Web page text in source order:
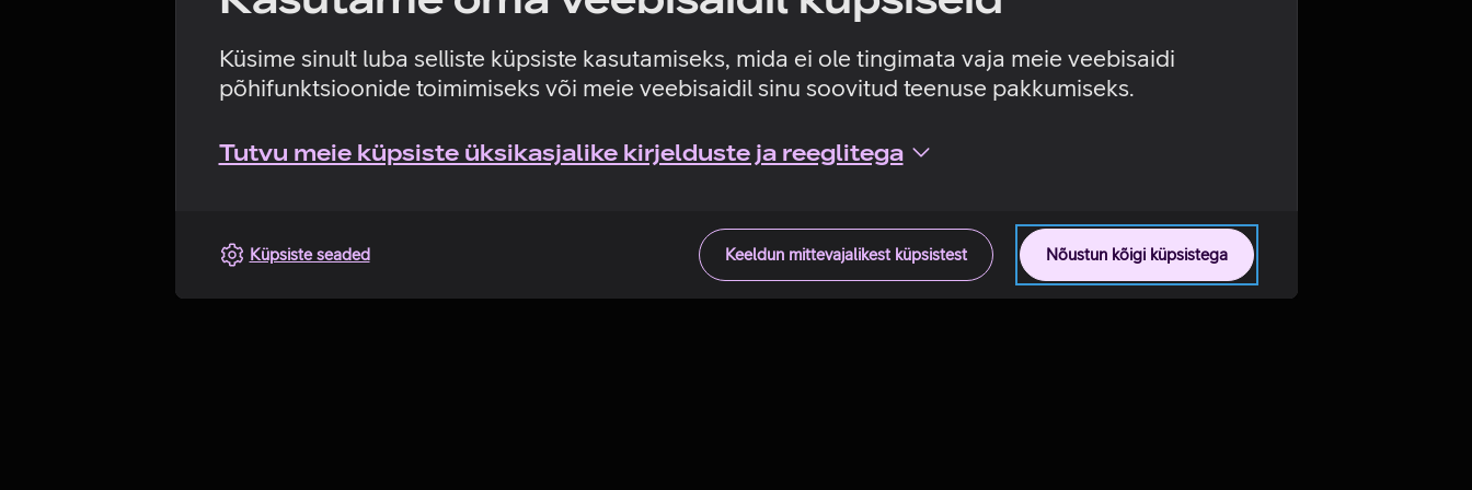
Küsime sinult luba selliste küpsiste kasutamiseks, mida ei ole tingimata vaja meie veebisaidi
põhifunktsioonide toimimiseks või meie veebisaidil sinu soovitud teenuse pakkumiseks.
Tutvu meie küpsiste üksikasjalike kirjelduste ja reeglitega
Nõustun kõigi küpsistega
Keeldun mittevajalikest küpsistest
Küpsiste seaded